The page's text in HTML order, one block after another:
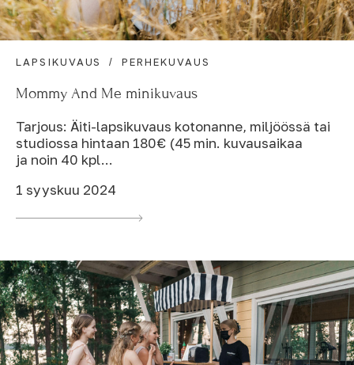
LAPSIKUVAUS PERHEKUVAUS
Mommy And Me minikuvaus
Tarjous: Äiti-lapsikuvaus kotonanne, miljöössä tai
studiossa hintaan 180€ (45 min. kuvausaikaa
ja noin 40 kpl...
1 syyskuu 2024